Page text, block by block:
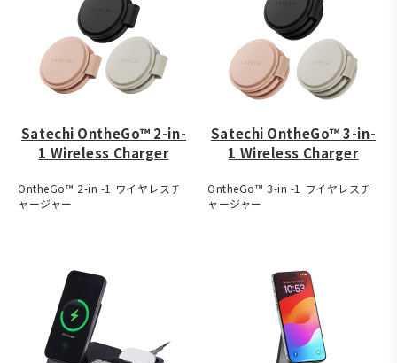
Satechi OntheGo™ 2-in-
1 Wireless Charger
OntheGo™ 2-in -1 ワイヤレスチ
ャージャー
Satechi OntheGo™ 3-in-
1 Wireless Charger
OntheGo™ 3-in -1 ワイヤレスチ
ャージャー